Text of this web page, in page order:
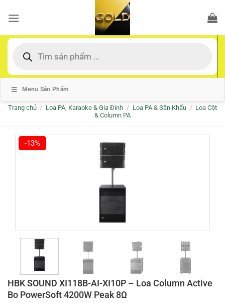
qua
dung
kiếm
Menu Sản Phẩm
Trang chủ / Loa PA, Karaoke & Gia Đình / Loa PA & Sân Khấu / Loa Cột
& Column PA
-13%
HBK SOUND XI118B-AI-XI10P – Loa Column Active
Bo PowerSoft 4200W Peak 8Ω